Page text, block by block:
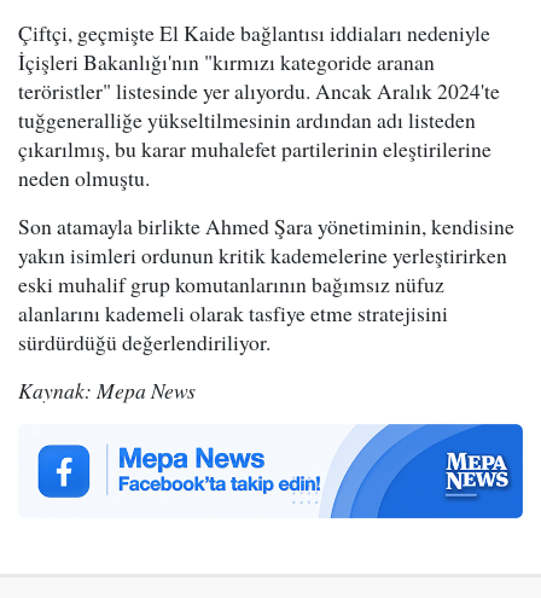
Çiftçi, geçmişte El Kaide bağlantısı iddiaları nedeniyle
İçişleri Bakanlığı'nın "kırmızı kategoride aranan
teröristler" listesinde yer alıyordu. Ancak Aralık 2024'te
tuğgeneralliğe yükseltilmesinin ardından adı listeden
çıkarılmış, bu karar muhalefet partilerinin eleştirilerine
neden olmuştu.
Son atamayla birlikte Ahmed Şara yönetiminin, kendisine
yakın isimleri ordunun kritik kademelerine yerleştirirken
eski muhalif grup komutanlarının bağımsız nüfuz
alanlarını kademeli olarak tasfiye etme stratejisini
sürdürdüğü değerlendiriliyor.
Kaynak: Mepa News